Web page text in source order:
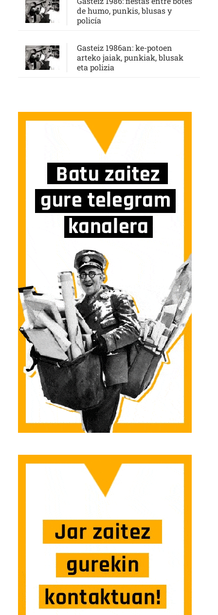
de humo, punkis, blusas y
policía
Gasteiz 1986an: ke-potoen
arteko jaiak, punkiak, blusak
eta polizia